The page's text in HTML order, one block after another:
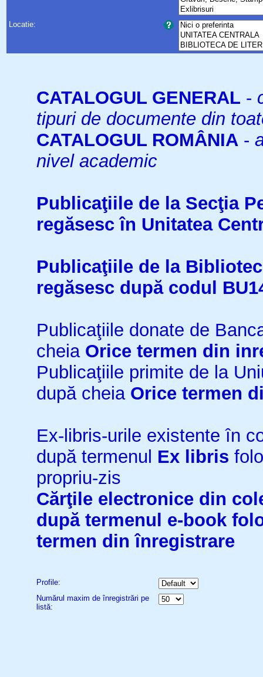
Locatie:
CATALOGUL GENERAL -
tipuri de documente din
CATALOGUL ROMÂNIA -
nivel academic
Publicaţiile de la Secţia
regăsesc în Unitatea
Publicaţiile de la
regăsesc după codul
Publicaţiile donate de
cheia Orice termen din
Publicaţiile primite de la
după cheia Orice termen
Ex-libris-urile existente în
după termenul Ex libris
propriu-zis
Cărţile electronice din
după termenul e-book
termen din înregistrare
Profile:
Numărul maxim de înregistrări pe
listă: